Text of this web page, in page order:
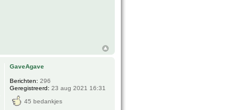
GaveAgave
Berichten: 296
Geregistreerd: 23 aug 2021 16:31
45 bedankjes